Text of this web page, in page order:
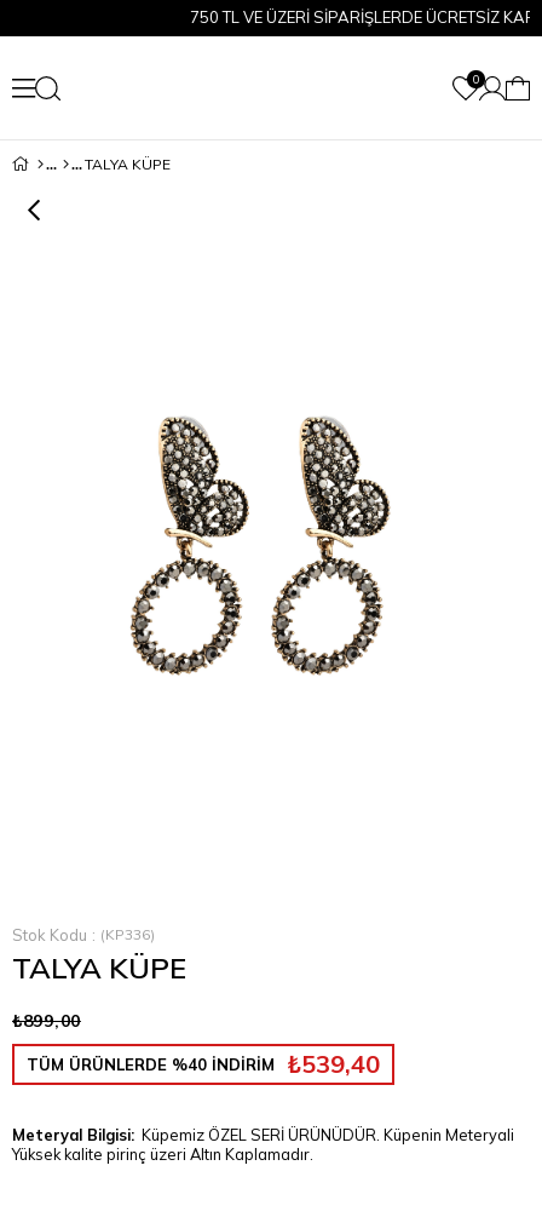
750 TL VE ÜZERİ SİPARİŞLERDE ÜCRETSİZ KARGO!
0
TALYA KÜPE
Stok Kodu (KP336)
TALYA KÜPE
₺899,00
TÜM ÜRÜNLERDE %40 İNDİRİM ₺539,40
Meteryal Bilgisi: Küpemiz ÖZEL SERİ ÜRÜNÜDÜR. Küpenin Meteryali
Yüksek kalite pirinç üzeri Altın Kaplamadır.